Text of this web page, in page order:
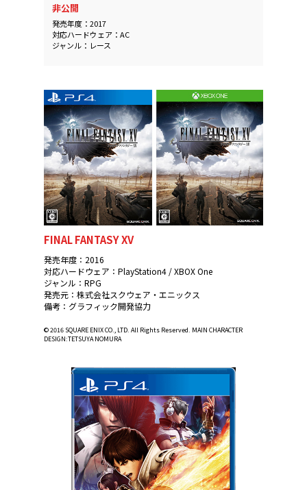
非公開
発売年度：2017
対応ハードウェア：AC
ジャンル：レース
FINAL FANTASY XV
発売年度：2016
対応ハードウェア：PlayStation4 / XBOX One
ジャンル：RPG
発売元：株式会社スクウェア・エニックス
備考：グラフィック開発協力
© 2016 SQUARE ENIX CO., LTD. All Rights Reserved. MAIN CHARACTER
DESIGN:TETSUYA NOMURA